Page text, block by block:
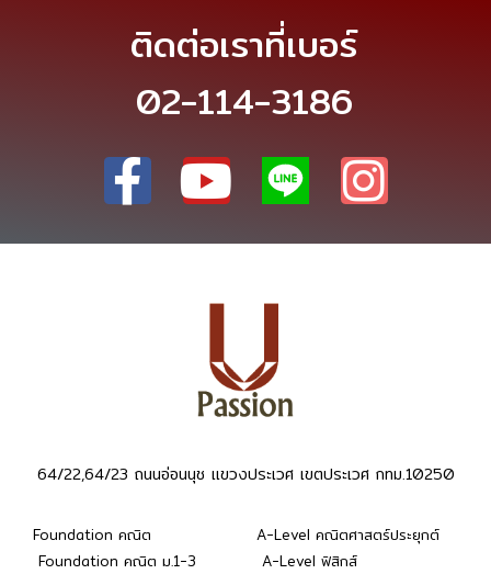
ติดต่อเราที่เบอร์
02-114-3186
64/22,64/23 ถนนอ่อนนุช แขวงประเวศ เขตประเวศ กทม.10250
Foundation คณิต
Foundation คณิต ม.1-3
A-Level คณิตศาสตร์ประยุกต์
A-Level ฟิสิกส์